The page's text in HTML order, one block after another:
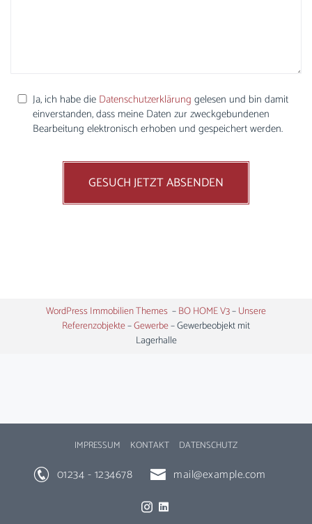
Ja, ich habe die Datenschutzerklärung gelesen und bin damit
einverstanden, dass meine Daten zur zweckgebundenen
Bearbeitung elektronisch erhoben und gespeichert werden.
GESUCH JETZT ABSENDEN
WordPress Immobilien Themes –BO HOME V3–Unsere
Referenzobjekte–Gewerbe–Gewerbeobjekt mit
Lagerhalle
IMPRESSUM KONTAKT DATENSCHUTZ
01234 - 1234678 mail@example.com